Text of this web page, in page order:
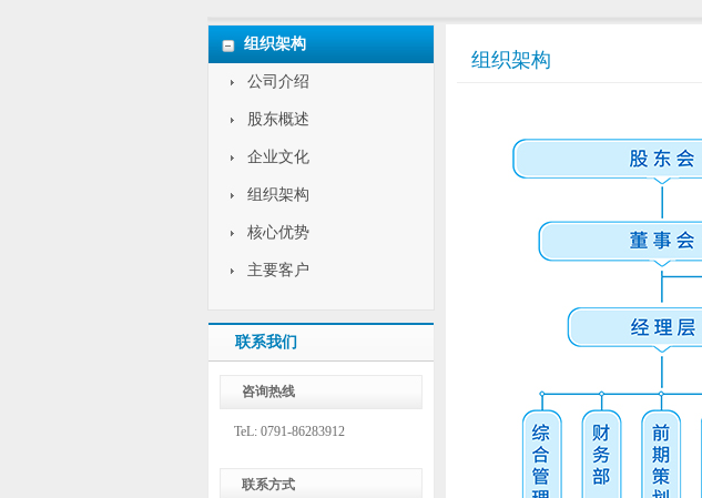
组织架构
公司介绍
股东概述
企业文化
组织架构
核心优势
主要客户
联系我们
咨询热线
TeL: 0791-86283912
联系方式
组织架构